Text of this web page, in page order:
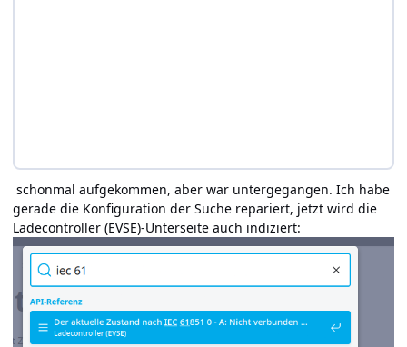
schonmal aufgekommen, aber war untergegangen. Ich habe
gerade die Konfiguration der Suche repariert, jetzt wird die
Ladecontroller (EVSE)-Unterseite auch indiziert: